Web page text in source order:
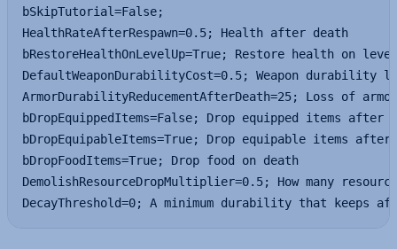
bSkipTutorial=False;
HealthRateAfterRespawn=0.5; Health after death
bRestoreHealthOnLevelUp=True; Restore health on
DefaultWeaponDurabilityCost=0.5; Weapon durability
ArmorDurabilityReducementAfterDeath=25; Loss of
bDropEquippedItems=False; Drop equipped items after
bDropEquipableItems=True; Drop equipable items after
bDropFoodItems=True; Drop food on death
DemolishResourceDropMultiplier=0.5; How many
DecayThreshold=0; A minimum durability that keeps